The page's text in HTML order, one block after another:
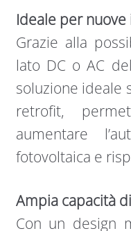
Ideale per
Grazie alla
lato DC o AC
soluzione ideale
retrofit,
aumentare
fotovoltaica e
Ampia capacità
Con un design